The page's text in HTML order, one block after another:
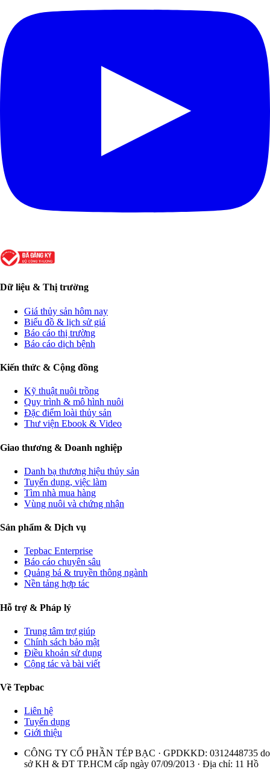
Dữ liệu & Thị trường
Giá thủy sản hôm nay
Biểu đồ & lịch sử giá
Báo cáo thị trường
Báo cáo dịch bệnh
Kiến thức & Cộng đồng
Kỹ thuật nuôi trồng
Quy trình & mô hình nuôi
Đặc điểm loài thủy sản
Thư viện Ebook & Video
Giao thương & Doanh nghiệp
Danh bạ thương hiệu thủy sản
Tuyển dụng, việc làm
Tìm nhà mua hàng
Vùng nuôi và chứng nhận
Sản phẩm & Dịch vụ
Tepbac Enterprise
Báo cáo chuyên sâu
Quảng bá & truyền thông ngành
Nền tảng hợp tác
Hỗ trợ & Pháp lý
Trung tâm trợ giúp
Chính sách bảo mật
Điều khoản sử dụng
Cộng tác và bài viết
Về Tepbac
Liên hệ
Tuyển dụng
Giới thiệu
CÔNG TY CỔ PHẦN TÉP BẠC · GPDKKD: 0312448735 do
sở KH & ĐT TP.HCM cấp ngày 07/09/2013 · Địa chỉ: 11 Hồ